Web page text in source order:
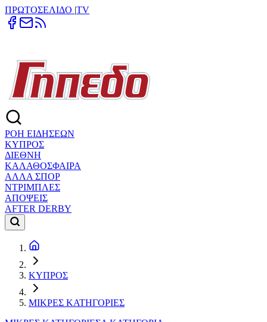
ΠΡΩΤΟΣΕΛΙΔΟ |TV
ΡΟΗ ΕΙΔΗΣΕΩΝ
ΚΥΠΡΟΣ
ΔΙΕΘΝΗ
ΚΑΛΑΘΟΣΦΑΙΡΑ
ΑΛΛΑ ΣΠΟΡ
ΝΤΡΙΜΠΛΕΣ
ΑΠΟΨΕΙΣ
AFTER DERBY
ΚΥΠΡΟΣ
ΜΙΚΡΕΣ ΚΑΤΗΓΟΡΙΕΣ